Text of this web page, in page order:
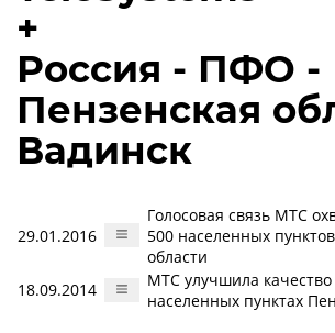
+
Россия - ПФО -
Пензенская
Вадинск
29.01.2016
Голосовая связь МТС
500 населенных
области
18.09.2014
МТС улучшила качество
населенных пунктах